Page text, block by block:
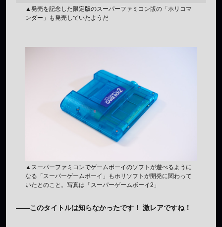
▲発売を記念した限定版のスーパーファミコン版の「ホリコマ
ンダー」も発売していたようだ
▲スーパーファミコンでゲームボーイのソフトが遊べるように
なる「スーパーゲームボーイ」もホリソフトが開発に関わって
いたとのこと。写真は「スーパーゲームボーイ2」
——このタイトルは知らなかったです！ 激レアですね！